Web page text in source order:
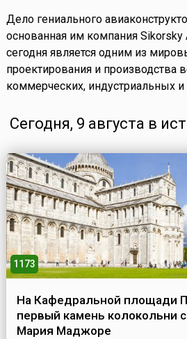
Дело гениального
основанная им компания Sikorsky
сегодня является одним из
проектирования и производства
коммерческих, индустриальных
Сегодня, 9 августа в
1173
На Кафедральной площади
первый камень колокольни
Мария Маджоре